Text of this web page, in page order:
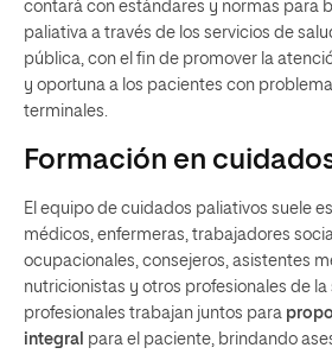
contará con estándares y normas para
paliativa a través de los servicios de
pública, con el fin de promover la
y oportuna a los pacientes con
terminales.
Formación en
El equipo de cuidados paliativos suele
médicos, enfermeras, trabajadores
ocupacionales, consejeros, asistentes
nutricionistas y otros profesionales de la
profesionales trabajan juntos para
integral para el paciente, brindando